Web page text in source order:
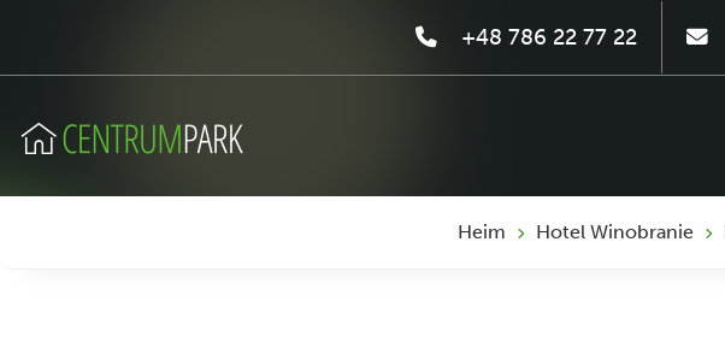
+48 786 22 77 22
Heim Hotel Winobranie